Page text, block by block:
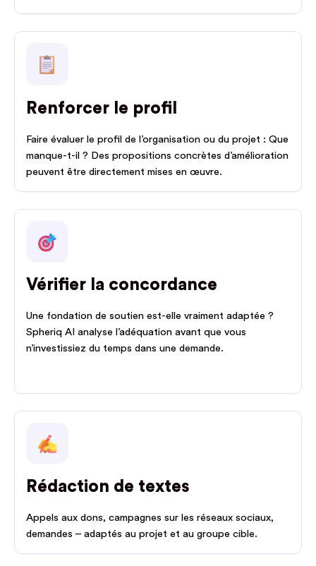
Renforcer le profil
Faire évaluer le profil de l’organisation ou du projet : Que
manque-t-il ? Des propositions concrètes d’amélioration
peuvent être directement mises en œuvre.
Vérifier la concordance
Une fondation de soutien est-elle vraiment adaptée ?
Spheriq AI analyse l’adéquation avant que vous
n’investissiez du temps dans une demande.
Rédaction de textes
Appels aux dons, campagnes sur les réseaux sociaux,
demandes – adaptés au projet et au groupe cible.